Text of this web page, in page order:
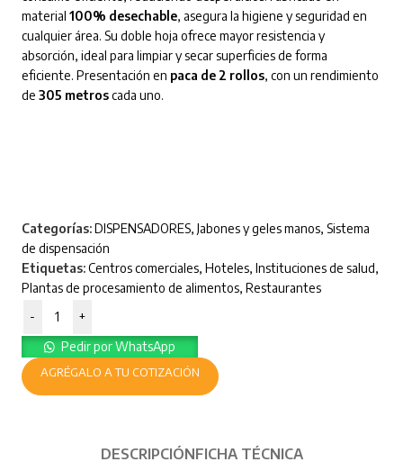
material 100% desechable, asegura la higiene y seguridad en
cualquier área. Su doble hoja ofrece mayor resistencia y
absorción, ideal para limpiar y secar superficies de forma
eficiente. Presentación en paca de 2 rollos, con un rendimiento
de 305 metroscada uno.
Categorías:DISPENSADORES, Jabones y geles manos, Sistema
de dispensación
Etiquetas:Centros comerciales, Hoteles, Instituciones de salud,
Plantas de procesamiento de alimentos, Restaurantes
-
+
Pedir por WhatsApp
AGRÉGALO A TU COTIZACIÓN
DESCRIPCIÓNFICHA TÉCNICA